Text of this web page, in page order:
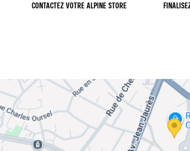
CONTACTEZ VOTRE ALPINE STORE